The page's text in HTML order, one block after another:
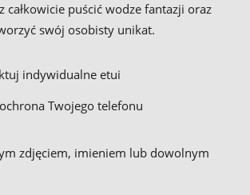
całkowicie puścić wodze fantazji oraz
swój osobisty unikat.
indywidualne etui
Twojego telefonu
zdjęciem, imieniem lub dowolnym